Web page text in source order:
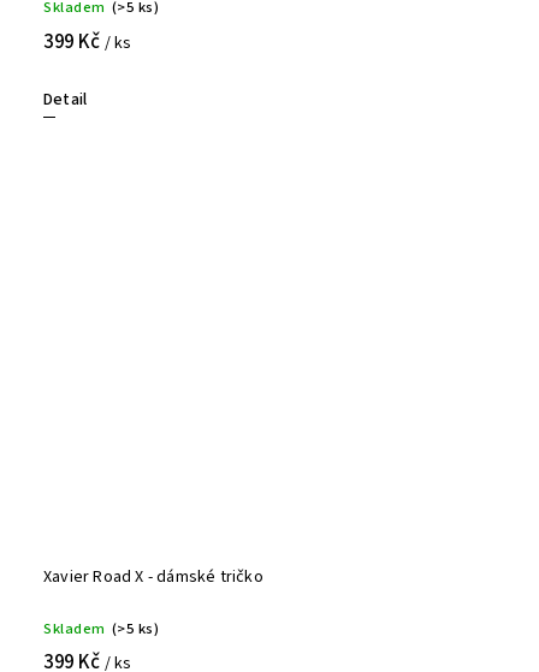
Skladem (>5 ks)
399 Kč / ks
Detail
Xavier Road X - dámské tričko
Skladem (>5 ks)
399 Kč / ks